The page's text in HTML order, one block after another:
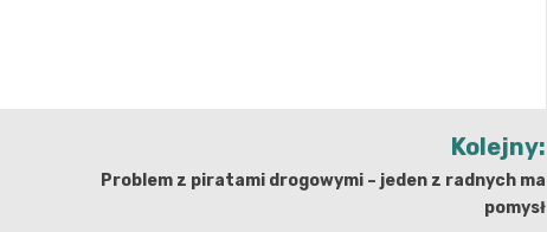
Kolejny:
Problem z piratami drogowymi – jeden z radnych ma
pomysł